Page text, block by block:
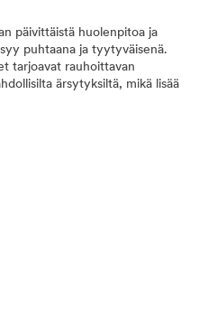
päivittäistä huolenpitoa ja
puhtaana ja tyytyväisenä.
tarjoavat rauhoittavan
ärsytyksiltä, mikä lisää